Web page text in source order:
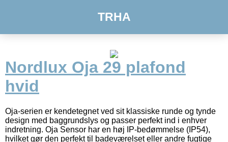
TRHA
Nordlux Oja 29 plafond
hvid
Oja-serien er kendetegnet ved sit klassiske runde og tynde
design med baggrundslys og passer perfekt ind i enhver
indretning. Oja Sensor har en høj IP-bedømmelse (IP54),
hvilket gør den perfekt til badeværelset eller andre fugtige